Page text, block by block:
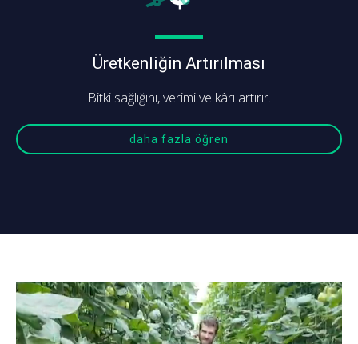
Üretkenliğin Artırılması
Bitki sağlığını, verimi ve kârı artırır.
daha fazla öğren
Teknolojimiz